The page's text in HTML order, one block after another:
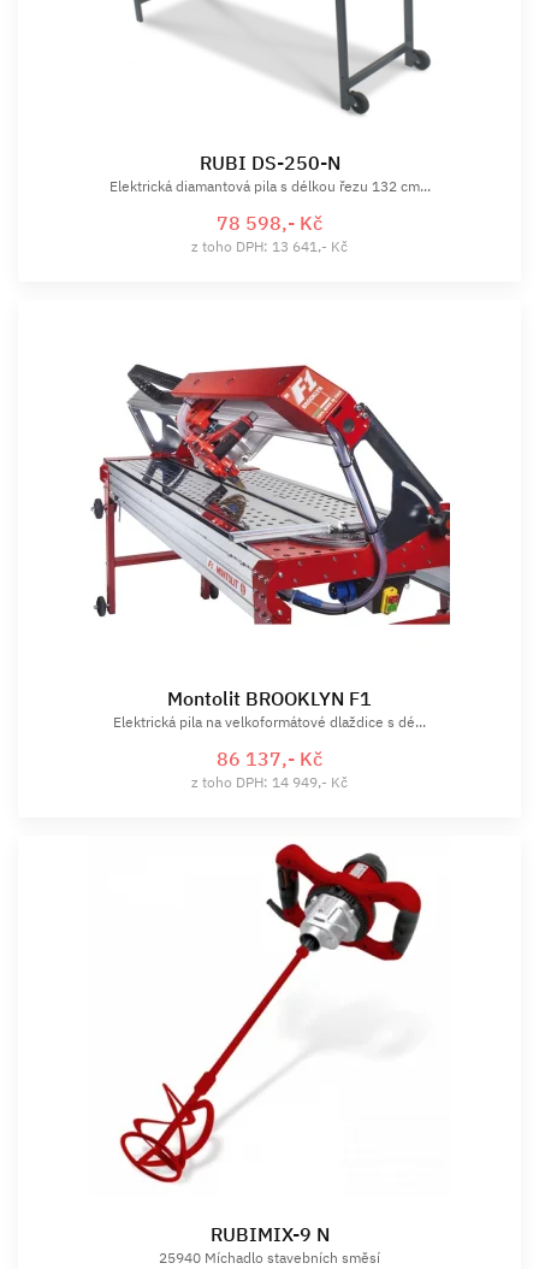
RUBI DS-250-N
Elektrická diamantová pila s délkou řezu 132 cm...
78 598,- Kč
z toho DPH: 13 641,- Kč
Montolit BROOKLYN F1
Elektrická pila na velkoformátové dlaždice s dé...
86 137,- Kč
z toho DPH: 14 949,- Kč
RUBIMIX-9 N
25940 Míchadlo stavebních směsí